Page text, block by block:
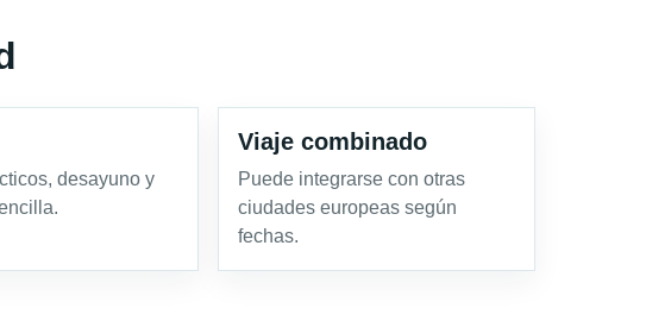
desayuno y
Viaje combinado
Puede integrarse con otras
ciudades europeas según
fechas.